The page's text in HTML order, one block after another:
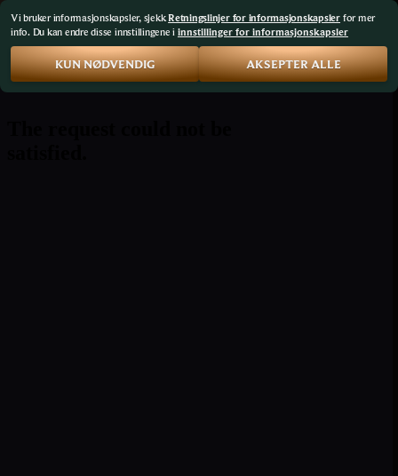
Vi bruker informasjonskapsler, sjekkRetningslinjer for informasjonskapsler for mer
info. Du kan endre disse innstillingene i innstillinger for informasjonskapsler
KUN NØDVENDIG AKSEPTER ALLE